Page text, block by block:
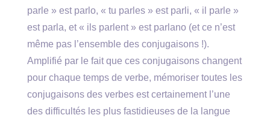
parle » est parlo, « tu parles » est parli, « il parle »
est parla, et « ils parlent » est parlano (et ce n’est
même pas l’ensemble des conjugaisons !).
Amplifié par le fait que ces conjugaisons changent
pour chaque temps de verbe, mémoriser toutes les
conjugaisons des verbes est certainement l’une
des difficultés les plus fastidieuses de la langue